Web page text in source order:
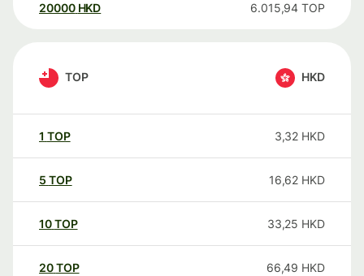
20000 HKD 6.015,94 TOP
TOP HKD
1 TOP 3,32 HKD
5 TOP 16,62 HKD
10TOP 33,25 HKD
20TOP 66,49 HKD